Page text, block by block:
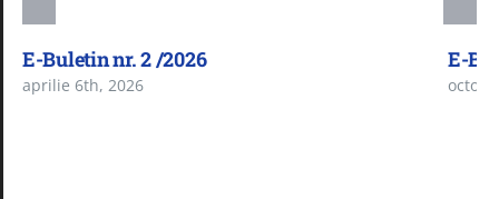
E-Buletin nr. 2 /2026
aprilie 6th, 2026
E-